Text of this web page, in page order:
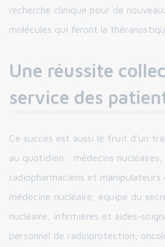
recherche clinique pour de
molécules qui feront la
Une réussite
service des
Ce succès est aussi le fruit d’un
au quotidien : médecins nucléaires,
radiopharmaciens et
médecine nucléaire, équipe du
nucléaire, infirmières et aides-
personnel de radioprotection,